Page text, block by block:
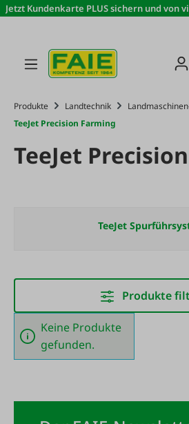
Zum Hauptinhalt springen
Jetzt Kundenkarte PLUS sichern und
Produkte Landtechnik
TeeJet Precision Farming
TeeJet
TeeJet
Produkte
Keine Produkte
gefunden.